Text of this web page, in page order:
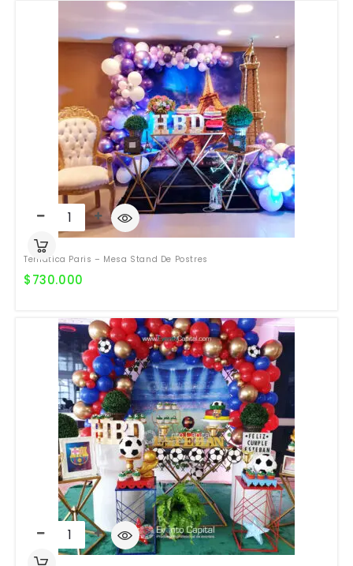
Temática Paris – Mesa Stand De Postres
$730.000